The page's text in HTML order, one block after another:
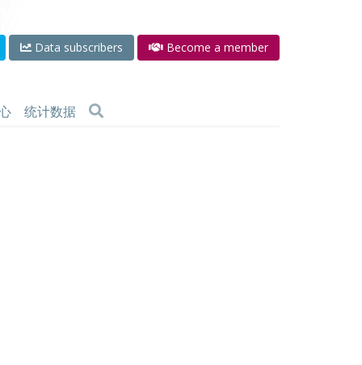
Data subscribers Become a member
统计数据